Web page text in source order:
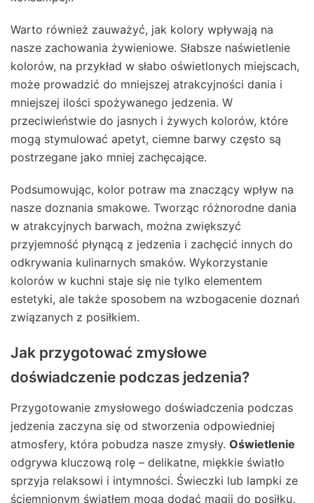
Warto również zauważyć, jak kolory wpływają na
nasze zachowania żywieniowe. Słabsze naświetlenie
kolorów, na przykład w słabo oświetlonych miejscach,
może prowadzić do mniejszej atrakcyjności dania i
mniejszej ilości spożywanego jedzenia. W
przeciwieństwie do jasnych i żywych kolorów, które
mogą stymulować apetyt, ciemne barwy często są
postrzegane jako mniej zachęcające.
Podsumowując, kolor potraw ma znaczący wpływ na
nasze doznania smakowe. Tworząc różnorodne dania
w atrakcyjnych barwach, można zwiększyć
przyjemność płynącą z jedzenia i zachęcić innych do
odkrywania kulinarnych smaków. Wykorzystanie
kolorów w kuchni staje się nie tylko elementem
estetyki, ale także sposobem na wzbogacenie doznań
związanych z posiłkiem.
Jak przygotować zmysłowe
doświadczenie podczas jedzenia?
Przygotowanie zmysłowego doświadczenia podczas
jedzenia zaczyna się od stworzenia odpowiedniej
atmosfery, która pobudza nasze zmysły. Oświetlenie
odgrywa kluczową rolę – delikatne, miękkie światło
sprzyja relaksowi i intymności. Świeczki lub lampki ze
ściemnionym światłem mogą dodać magii do posiłku,